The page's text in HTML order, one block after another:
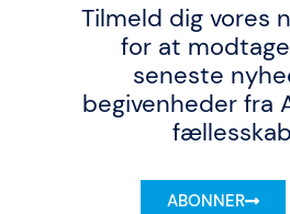
Tilmeld dig vores
for at
seneste
begivenheder fra
ABONNER